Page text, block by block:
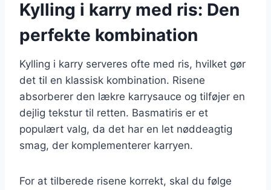
Kylling i karry med ris: Den
perfekte kombination
Kylling i karry serveres ofte med ris, hvilket gør
det til en klassisk kombination. Risene
absorberer den lækre karrysauce og tilføjer en
dejlig tekstur til retten. Basmatiris er et
populært valg, da det har en let nøddeagtig
smag, der komplementerer karryen.
For at tilberede risene korrekt, skal du følge